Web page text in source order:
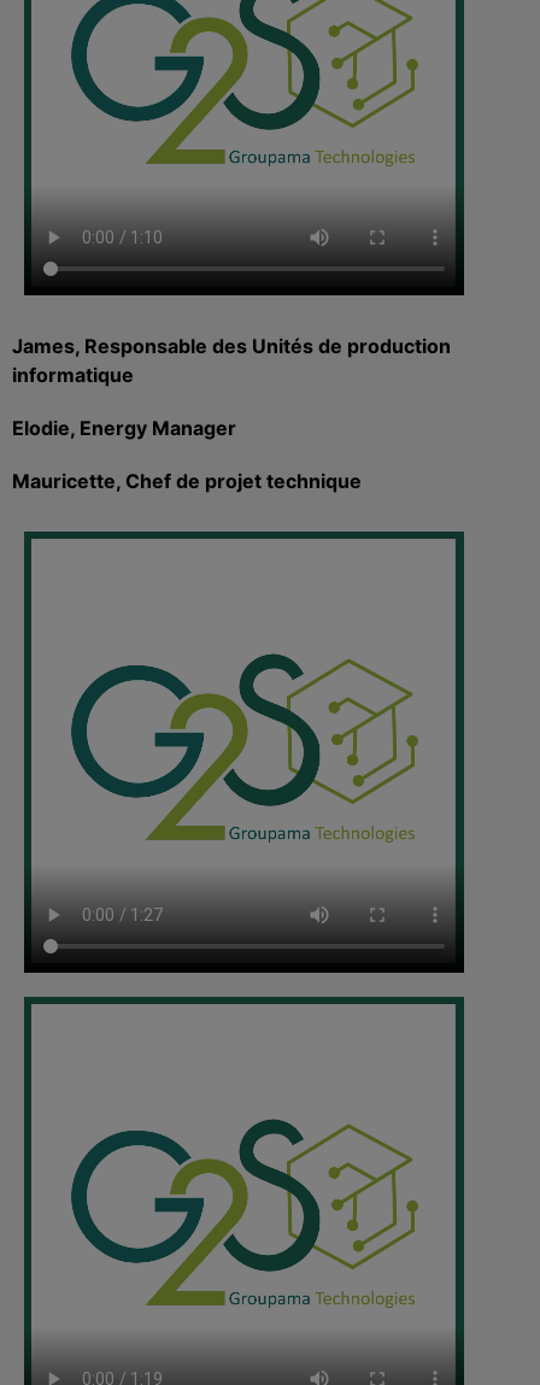
James, Responsable des Unités de production
informatique
Elodie, Energy Manager
Mauricette, Chef de projet technique